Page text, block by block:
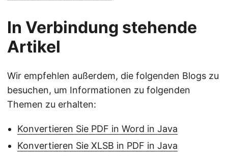
In Verbindung stehende
Artikel
Wir empfehlen außerdem, die folgenden Blogs zu
besuchen, um Informationen zu folgenden
Themen zu erhalten:
Konvertieren Sie PDF in Word in Java
Konvertieren Sie XLSB in PDF in Java